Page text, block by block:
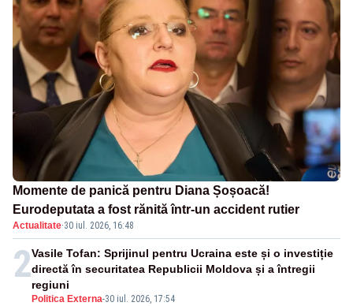
Momente de panică pentru Diana Șoșoacă!
Eurodeputata a fost rănită într-un accident rutier
Actualitate·30 iul. 2026, 16:48
2
Politica Externa-30 iul. 2026, 17:54
Vasile Tofan: Sprijinul pentru Ucraina este și o investiție
directă în securitatea Republicii Moldova și a întregii
regiuni